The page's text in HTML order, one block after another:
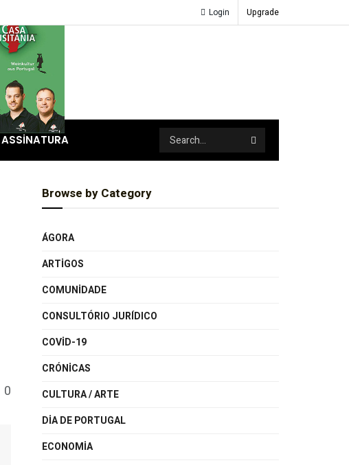
Login Upgrade
ASSINATURA
0
Browse by Category
ÁGORA
ARTIGOS
COMUNIDADE
CONSULTÓRIO JURÍDICO
COVID-19
CRÓNICAS
CULTURA / ARTE
DIA DE PORTUGAL
ECONOMIA